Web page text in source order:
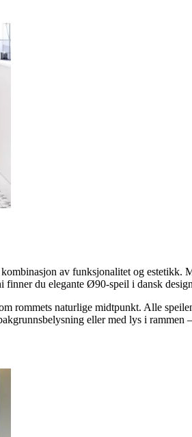
av funksjonalitet og estetikk.
du elegante Ø90-speil i dansk
rommets naturlige midtpunkt. Alle
eller med lys i